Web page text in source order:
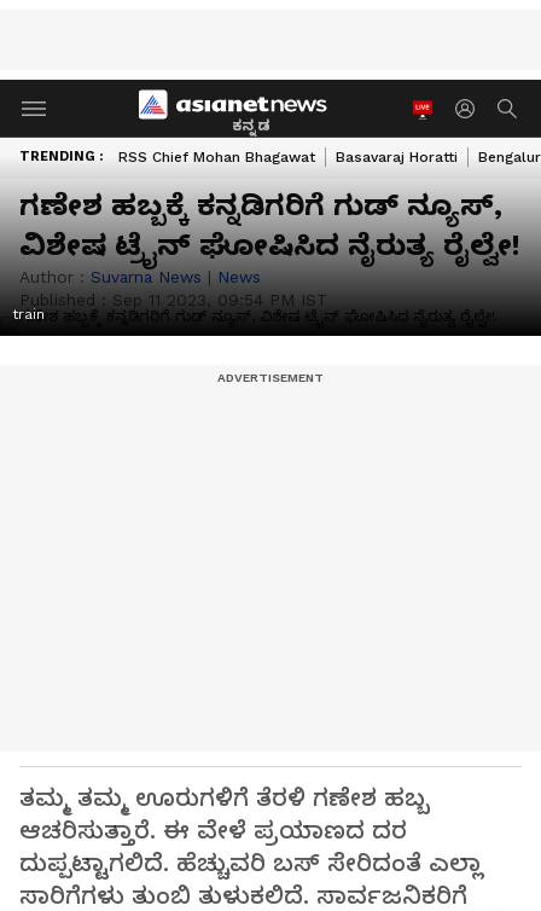
ಕನ್ನಡ
TRENDING : RSS Chief Mohan Bhagawat Basavaraj Horatti
ಗಣೇಶ ಹಬ್ಬಕ್ಕೆ ಕನ್ನಡಿಗರಿಗೆ ಗುಡ್ ನ್ಯೂಸ್,
ವಿಶೇಷ ಟ್ರೈನ್ ಘೋಷಿಸಿದ ನೈರುತ್ಯ ರೈಲ್ವೇ!
Author : Suvarna News | News
Published : Sep 11 2023, 09:54 PM IST
train
ತಮ್ಮ ತಮ್ಮ ಊರುಗಳಿಗೆ ತೆರಳಿ ಗಣೇಶ ಹಬ್ಬ
ಆಚರಿಸುತ್ತಾರೆ. ಈ ವೇಳೆ ಪ್ರಯಾಣದ ದರ
ದುಪ್ಪಟ್ಟಾಗಲಿದೆ. ಹೆಚ್ಚುವರಿ ಬಸ್ ಸೇರಿದಂತೆ ಎಲ್ಲಾ
ಸಾರಿಗೆಗಳು ತುಂಬಿ ತುಳುಕಲಿದೆ. ಸಾರ್ವಜನಿಕರಿಗೆ